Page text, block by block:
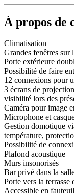
À propos de
Climatisation
Grandes fenêtres sur
Porte extérieure
Possibilité de faire
12 connexions pour
3 écrans de
visibilité lors des
Caméra pour image
Microphone et
Gestion domotique
température,
Possibilité de
Plafond acoustique
Murs insonorisés
Bar privé dans la
Porte vers la terrasse
Accessible en